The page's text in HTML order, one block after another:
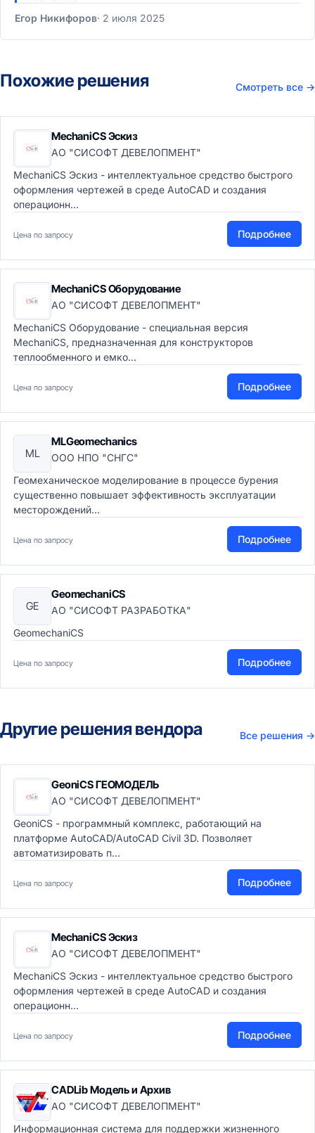
Егор Никифоров 2 июля 2025
Похожие решения Смотреть все →
MechaniCS Эскиз
АО "СИСОФТ ДЕВЕЛОПМЕНТ"
MechaniCS Эскиз - интеллектуальное средство быстрого
оформления чертежей в среде AutoCAD и создания
операционн...
Цена по запросу Подробнее
MechaniCS Оборудование
АО "СИСОФТ ДЕВЕЛОПМЕНТ"
MechaniCS Оборудование - специальная версия
MechaniCS, предназначенная для конструкторов
теплообменного и емко...
Цена по запросу Подробнее
ML
MLGeomechanics
ООО НПО "СНГС"
Геомеханическое моделирование в процессе бурения
существенно повышает эффективность эксплуатации
месторождений...
Цена по запросу Подробнее
GE
GeomechaniCS
АО "СИСОФТ РАЗРАБОТКА"
GeomechaniCS
Цена по запросу Подробнее
Другие решения вендора Все решения →
GeoniCS ГЕОМОДЕЛЬ
АО "СИСОФТ ДЕВЕЛОПМЕНТ"
GeoniCS - программный комплекс, работающий на
платформе AutoCAD/AutoCAD Civil 3D. Позволяет
автоматизировать п...
Цена по запросу Подробнее
MechaniCS Эскиз
АО "СИСОФТ ДЕВЕЛОПМЕНТ"
MechaniCS Эскиз - интеллектуальное средство быстрого
оформления чертежей в среде AutoCAD и создания
операционн...
Цена по запросу Подробнее
CADLib Модель и Архив
АО "СИСОФТ ДЕВЕЛОПМЕНТ"
Информационная система для поддержки жизненного